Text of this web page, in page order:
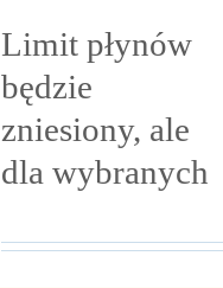
Limit płynów
będzie
zniesiony, ale
dla wybranych